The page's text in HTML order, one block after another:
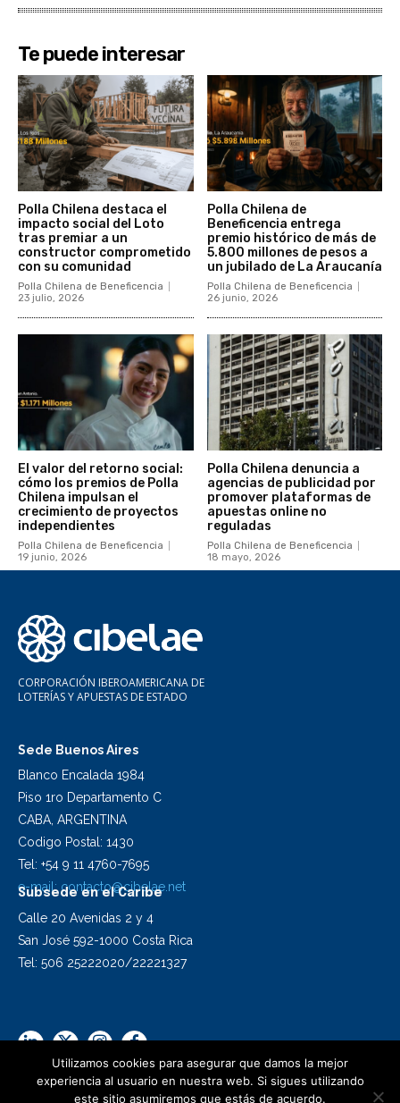
Te puede interesar
Polla Chilena destaca el
impacto social del Loto
tras premiar a un
constructor comprometido
con su comunidad
Polla Chilena de Beneficencia
23 julio, 2026
Polla Chilena de
Beneficencia entrega
premio histórico de más de
5.800 millones de pesos a
un jubilado de La Araucanía
Polla Chilena de Beneficencia
26 junio, 2026
El valor del retorno social:
cómo los premios de Polla
Chilena impulsan el
crecimiento de proyectos
independientes
Polla Chilena de Beneficencia
19 junio, 2026
Polla Chilena denuncia a
agencias de publicidad por
promover plataformas de
apuestas online no
reguladas
Polla Chilena de Beneficencia
18 mayo, 2026
CORPORACIÓN IBEROAMERICANA DE
LOTERÍAS Y APUESTAS DE ESTADO
Sede Buenos Aires
Blanco Encalada 1984
Piso 1ro Departamento C
CABA, ARGENTINA
Codigo Postal: 1430
Tel: +54 9 11 4760-7695
e-mail: contacto@cibelae.net
Subsede en el Caribe
Calle 20 Avenidas 2 y 4
San José 592-1000 Costa Rica
Tel: 506 25222020/22221327
Utilizamos cookies para asegurar que damos la mejor
experiencia al usuario en nuestra web. Si sigues utilizando
este sitio asumiremos que estás de acuerdo.